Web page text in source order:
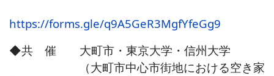
https://forms.gle/q9A5GeR3MgfYfeGg9
◆共 催 大町市・東京大学・信州大学
（大町市中心市街地における空き家